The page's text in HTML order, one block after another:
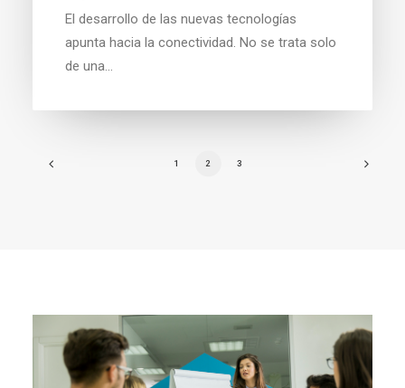
El desarrollo de las nuevas tecnologías
apunta hacia la conectividad. No se trata solo
de una…
1 2 3